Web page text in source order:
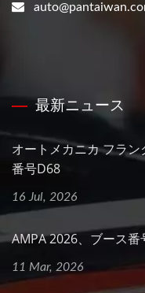
最新ニュース
オートメカニカ フラ
番号D68
16 Jul, 2026
AMPA 2026、ブース番
11 Mar, 2026